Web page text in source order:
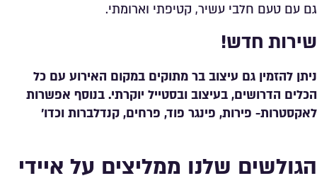
גם עם טעם חלבי עשיר, קטיפתי וארומתי.
שירות חדש!
ניתן להזמין גם עיצוב בר מתוקים במקום האירוע עם כל
הכלים הדרושים, בעיצוב ובסטייל יוקרתי. בנוסף אפשרות
לאקסטרות- פירות, פינגר פוד, פרחים, קנדלברות וכדו’
הגולשים שלנו ממליצים על איידי